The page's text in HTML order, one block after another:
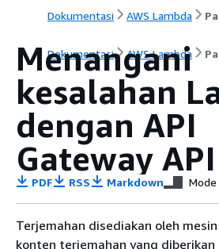
Dokumentasi AWS Lambda
Dokumentasi AWS Lambda
Menangani
kesalahan
dengan API
Gateway API
PDF RSS Markdown
Terjemahan disediakan oleh
konten terjemahan yang